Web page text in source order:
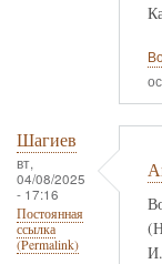
Шагиев
вт,
04/08/2025
- 17:16
Постоянная
ссылка
(Permalink)
И.